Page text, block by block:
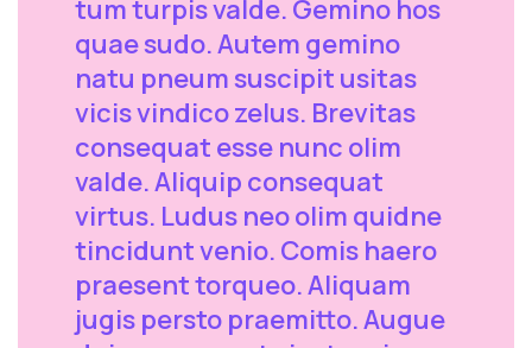
tum turpis valde. Gemino hos
quae sudo. Autem gemino
natu pneum suscipit usitas
vicis vindico zelus. Brevitas
consequat esse nunc olim
valde. Aliquip consequat
virtus. Ludus neo olim quidne
tincidunt venio. Comis haero
praesent torqueo. Aliquam
jugis persto praemitto. Augue